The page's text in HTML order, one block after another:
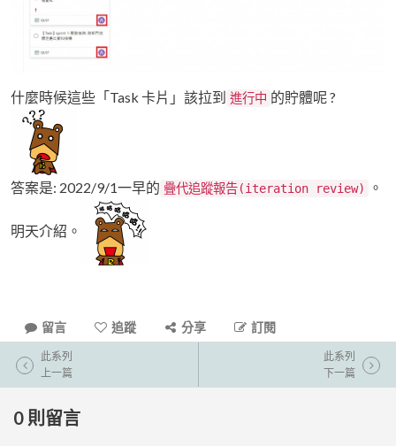
什麼時候這些「Task 卡片」該拉到 進行中 的貯體呢 ?
答案是: 2022/9/1一早的 疊代追蹤報告(iteration review) 。
明天介紹。
留言 追蹤 分享 訂閱
此系列
上一篇
此系列
下一篇
0 則留言